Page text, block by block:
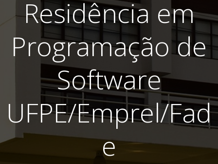
Residência em
Programação de
Software
UFPE/Emprel/Fad
e